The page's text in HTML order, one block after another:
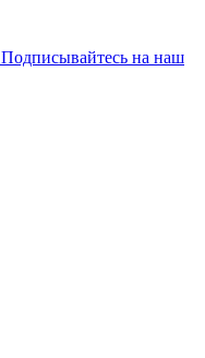
Подписывайтесь на наш